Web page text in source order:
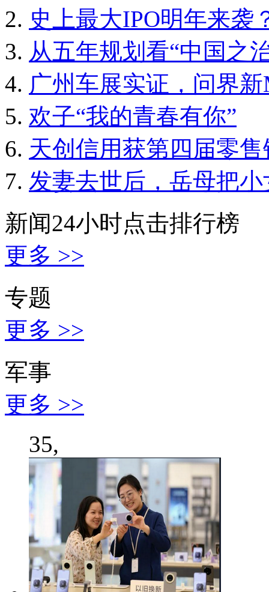
史上最大IPO明年来袭
从五年规划看“中国之
广州车展实证，问界
欢子“我的青春有你”
天创信用获第四届零
发妻去世后，岳母把
新闻24小时点击排行榜
更多 >>
专题
更多 >>
军事
更多 >>
35,